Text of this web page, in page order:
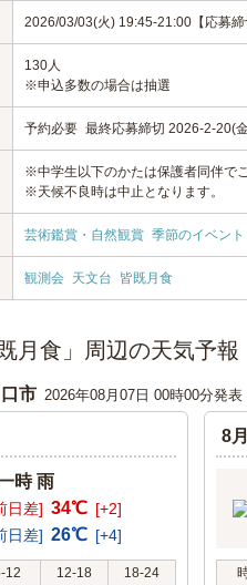
2026/03/03(火) 19:45-21:00【応募締
130人
※申込多数の場合は抽選
予約必要 最終応募締切 2026-2-20(
※中学生以下のかたは保護者同伴で
※天候不良時は中止となります。
芸術鑑賞・自然観賞 季節のイベント
観測会 天文台 皆既月食
月食」周辺の天気予報
市 2026年08月07日 00時00分発表
時 雨
日差] 34℃ [+2]
日差] 26℃ [+4]
12 12-18
18-24
8